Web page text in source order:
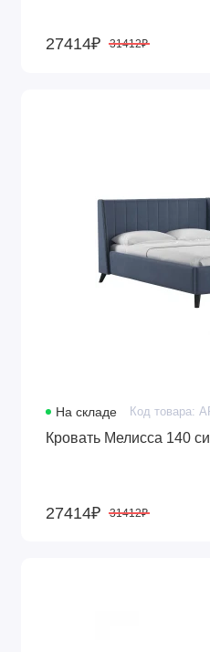
27414₽ 31412₽
На складе Код товара:
Кровать Мелисса 140
27414₽ 31412₽